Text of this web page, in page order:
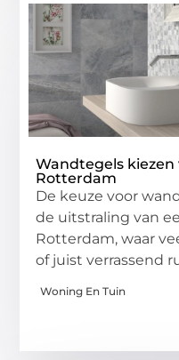
Wandtegels
Rotterdam
De keuze voor
de uitstraling van
Rotterdam, waar
of juist verrassend
Woning En Tuin